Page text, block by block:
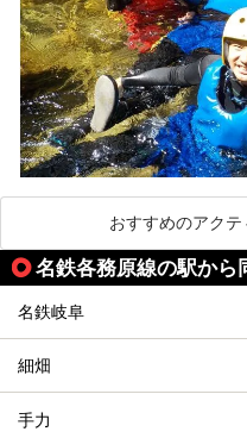
おすすめのアク
名鉄各務原線の駅から
名鉄岐阜
細畑
手力